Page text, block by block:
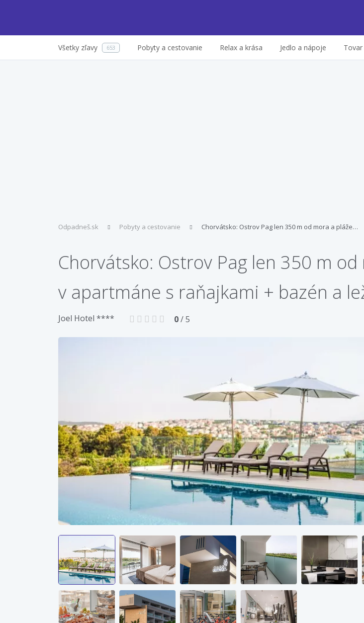
Všetky zľavy 653 Pobyty a cestovanie Relax a krása Jedlo a nápoje Tovar
Odpadneš.sk Pobyty a cestovanie Chorvátsko: Ostrov Pag len 350 m od mora a pláže…
Chorvátsko: Ostrov Pag len 350 m
v apartmáne s raňajkami + bazén a
Joel Hotel **** 0/ 5